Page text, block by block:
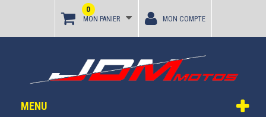
MON PANIER
0
MON COMPTE
MENU